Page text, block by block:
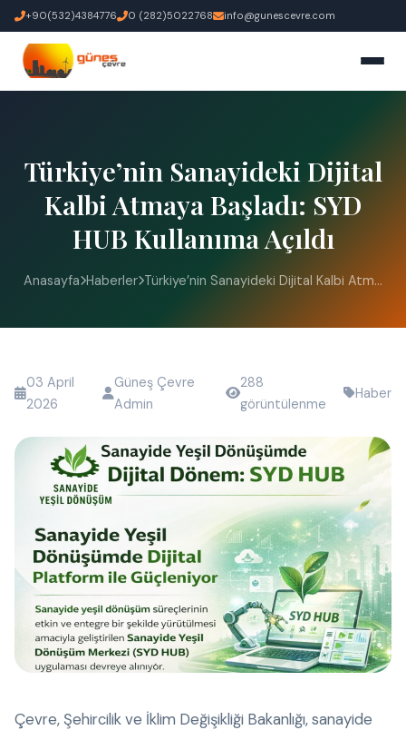
+90(532)4384776 0 (282)5022768 info@gunescevre.com
Türkiye’nin Sanayideki Dijital
Kalbi Atmaya Başladı: SYD
HUB Kullanıma Açıldı
Anasayfa Haberler Türkiye’nin Sanayideki Dijital Kalbi Atm...
03 April
2026
Güneş Çevre
Admin
288
görüntülenme
Haber
Çevre, Şehircilik ve İklim Değişikliği Bakanlığı, sanayide